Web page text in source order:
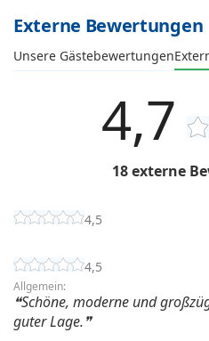
Externe Bewertungen
Unsere Gästebewertungen
4,7
18 externe
4,5
4,5
Allgemein:
Schöne, moderne und
guter Lage.